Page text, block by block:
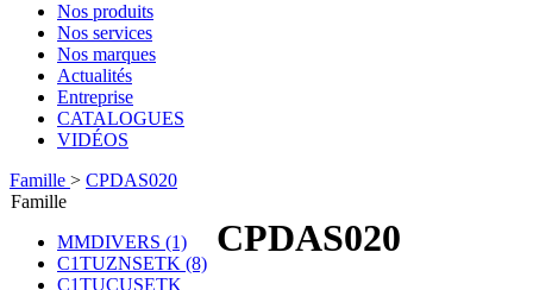
Nos produits
Nos services
Nos marques
Actualités
Entreprise
CATALOGUES
VIDÉOS
Famille > CPDAS020
Famille
MMDIVERS (1)
C1TUZNSETK (8)
C1TUCUSETK
CPDAS020